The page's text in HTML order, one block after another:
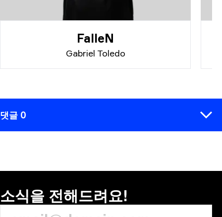
FalleN
Gabriel Toledo
댓글 0
소식을 전해드려요!